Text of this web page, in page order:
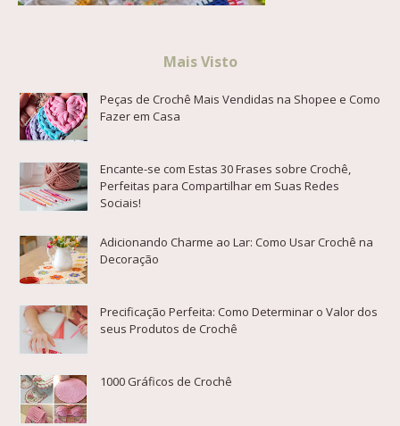
Mais Visto
Peças de Crochê Mais Vendidas na Shopee e Como
Fazer em Casa
Encante-se com Estas 30 Frases sobre Crochê,
Perfeitas para Compartilhar em Suas Redes
Sociais!
Adicionando Charme ao Lar: Como Usar Crochê na
Decoração
Precificação Perfeita: Como Determinar o Valor dos
seus Produtos de Crochê
1000 Gráficos de Crochê